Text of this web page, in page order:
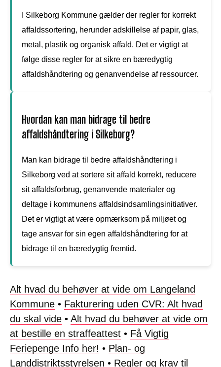
I Silkeborg Kommune gælder der regler for korrekt
affaldssortering, herunder adskillelse af papir, glas,
metal, plastik og organisk affald. Det er vigtigt at
følge disse regler for at sikre en bæredygtig
affaldshåndtering og genanvendelse af ressourcer.
Hvordan kan man bidrage til bedre
affaldshåndtering i Silkeborg?
Man kan bidrage til bedre affaldshåndtering i
Silkeborg ved at sortere sit affald korrekt, reducere
sit affaldsforbrug, genanvende materialer og
deltage i kommunens affaldsindsamlingsinitiativer.
Det er vigtigt at være opmærksom på miljøet og
tage ansvar for sin egen affaldshåndtering for at
bidrage til en bæredygtig fremtid.
Alt hvad du behøver at vide om Langeland
Kommune • Fakturering uden CVR: Alt hvad
du skal vide • Alt hvad du behøver at vide om
at bestille en straffeattest • Få Vigtig
Feriepenge Info her! • Plan- og
Landdistriktsstyrelsen • Regler og krav til